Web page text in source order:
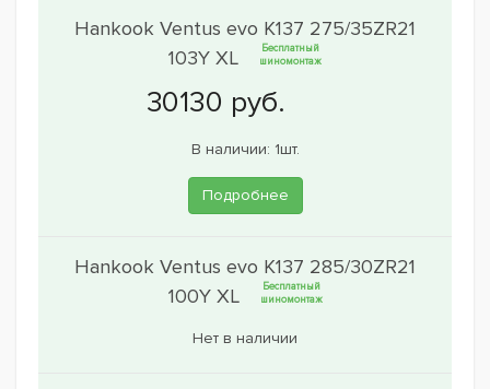
Hankook Ventus evo K137 275/35ZR21
103Y XL
Бесплатный
шиномонтаж
В наличии: 1шт.
Подробнее
Hankook Ventus evo K137 285/30ZR21
100Y XL
Бесплатный
шиномонтаж
Нет в наличии